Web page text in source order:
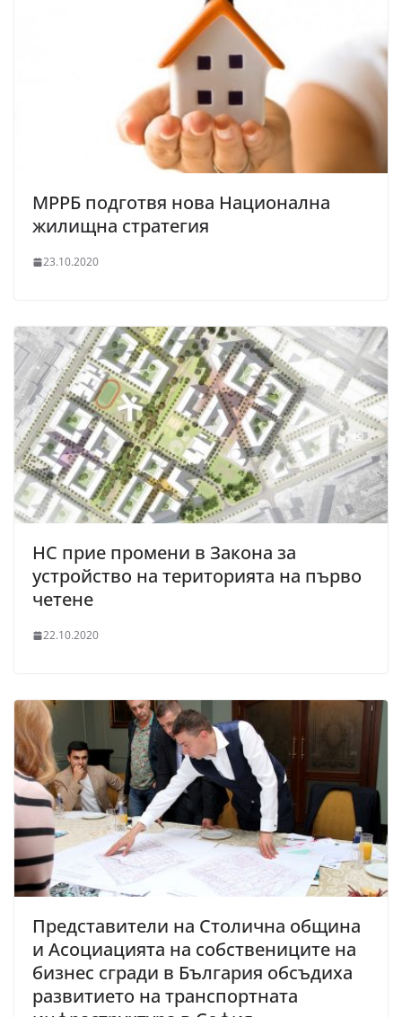
МРРБ подготвя нова Национална
жилищна стратегия
23.10.2020
НС прие промени в Закона за
устройство на територията на първо
четене
22.10.2020
Представители на Столична община
и Асоциацията на собствениците на
бизнес сгради в България обсъдиха
развитието на транспортната